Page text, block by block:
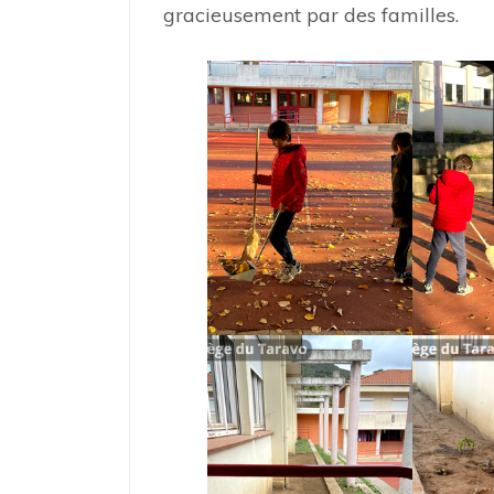
gracieusement par des familles.